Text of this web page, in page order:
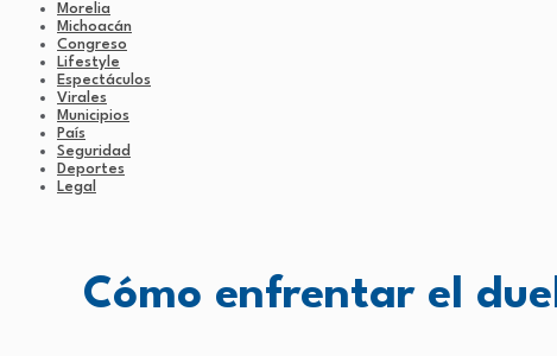
Morelia
Michoacán
Congreso
Lifestyle
Espectáculos
Virales
Municipios
País
Seguridad
Deportes
Legal
Cómo enfrentar el